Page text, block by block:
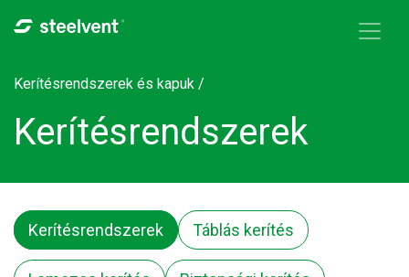
Kerítésrendszerek és kapuk /
Kerítésrendszerek
Kerítésrendszerek Táblás kerítés